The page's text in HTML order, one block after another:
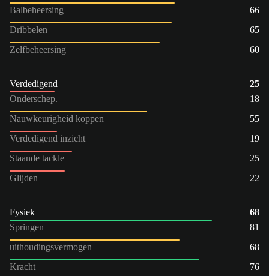
Balbeheersing
66
Dribbelen
65
Zelfbeheersing
60
Verdedigend
25
Onderschep.
18
Nauwkeurigheid koppen
55
Verdedigend inzicht
19
Staande tackle
25
Glijden
22
Fysiek
68
Springen
81
uithoudingsvermogen
68
Kracht
76